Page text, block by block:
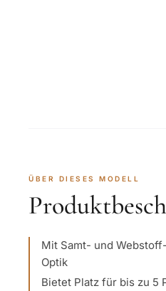
ÜBER DIESES MODELL
Mit Samt- und
Optik
Bietet Platz für bis zu 5